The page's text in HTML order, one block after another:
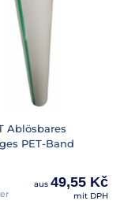
Ablösbares
PET-Band
aus 49,55 Kč
mit DPH